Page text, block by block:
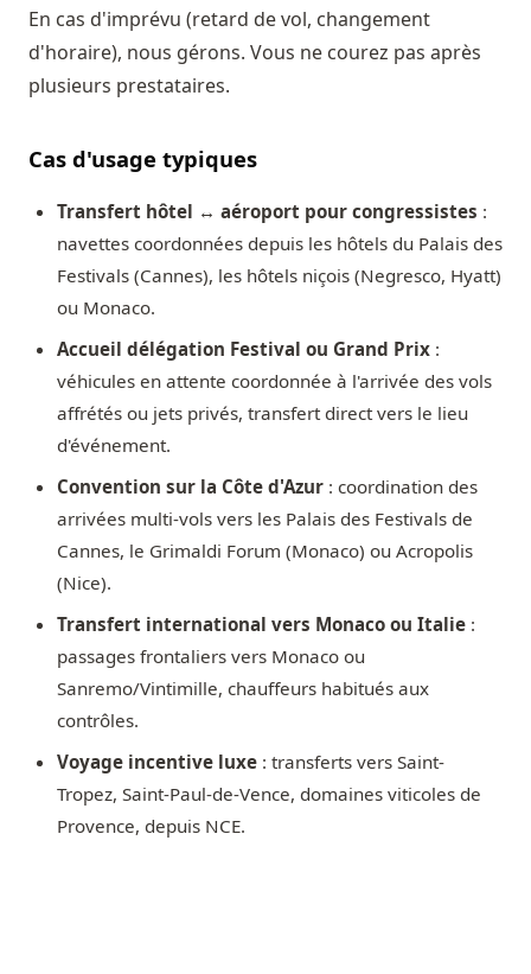
En cas d'imprévu (retard de vol, changement
d'horaire), nous gérons. Vous ne courez pas après
plusieurs prestataires.
Cas d'usage typiques
Transfert hôtel ↔ aéroport pour congressistes :
navettes coordonnées depuis les hôtels du Palais des
Festivals (Cannes), les hôtels niçois (Negresco, Hyatt)
ou Monaco.
Accueil délégation Festival ou Grand Prix :
véhicules en attente coordonnée à l'arrivée des vols
affrétés ou jets privés, transfert direct vers le lieu
d'événement.
Convention sur la Côte d'Azur : coordination des
arrivées multi-vols vers les Palais des Festivals de
Cannes, le Grimaldi Forum (Monaco) ou Acropolis
(Nice).
Transfert international vers Monaco ou Italie :
passages frontaliers vers Monaco ou
Sanremo/Vintimille, chauffeurs habitués aux
contrôles.
Voyage incentive luxe : transferts vers Saint-
Tropez, Saint-Paul-de-Vence, domaines viticoles de
Provence, depuis NCE.